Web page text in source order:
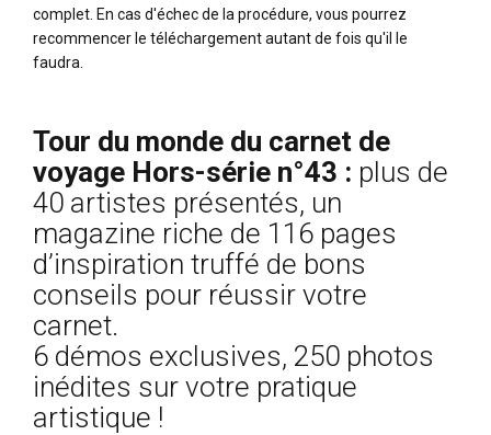
complet. En cas d'échec de la procédure, vous pourrez
recommencer le téléchargement autant de fois qu'il le
faudra.
Tour du monde du carnet de
voyage Hors-série n°43 : plus de
40 artistes présentés, un
magazine riche de 116 pages
d’inspiration truffé de bons
conseils pour réussir votre
carnet.
6 démos exclusives, 250 photos
inédites sur votre pratique
artistique !